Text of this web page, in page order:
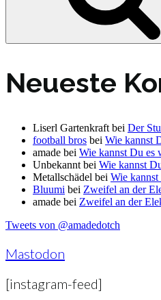
Neueste
Liserl Gartenkraft bei Der
football bros bei Wie kannst
amade bei Wie kannst Du es
Unbekannt bei Wie kannst
Metallschädel bei Wie
Bluumi bei Zweifel an der
amade bei Zweifel an der
Tweets von @amadedotch
Mastodon
[instagram-feed]